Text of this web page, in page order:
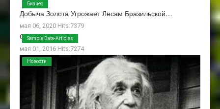
Добыча Золота Угрожает Лесам Бразильской…
мая 06, 2020 Hits:7379
Бизнес
О Нас
мая 01, 2016 Hits:7274
Sample Data-Articles
Новости